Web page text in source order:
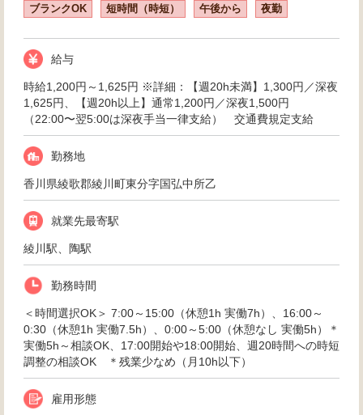
ブランクOK 短時間（時短） 午後から 夜勤
給与
時給1,200円～1,625円 ※詳細：【週20h未満】1,300円／深夜
1,625円、【週20h以上】通常1,200円／深夜1,500円
（22:00〜翌5:00は深夜手当一律支給） 交通費規定支給
勤務地
香川県綾歌郡綾川町東分字国弘中所乙
就業先最寄駅
綾川駅、陶駅
勤務時間
＜時間選択OK＞ 7:00～15:00（休憩1h 実働7h）、16:00～
0:30（休憩1h 実働7.5h）、0:00～5:00（休憩なし 実働5h）＊
実働5h～相談OK、17:00開始や18:00開始、週20時間への時短
調整の相談OK ＊残業少なめ（月10h以下）
雇用形態